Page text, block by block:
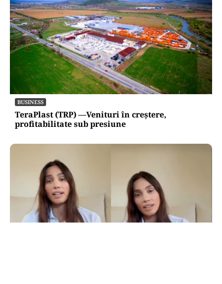
BUSINESS
TeraPlast (TRP) —Venituri în creștere,
profitabilitate sub presiune